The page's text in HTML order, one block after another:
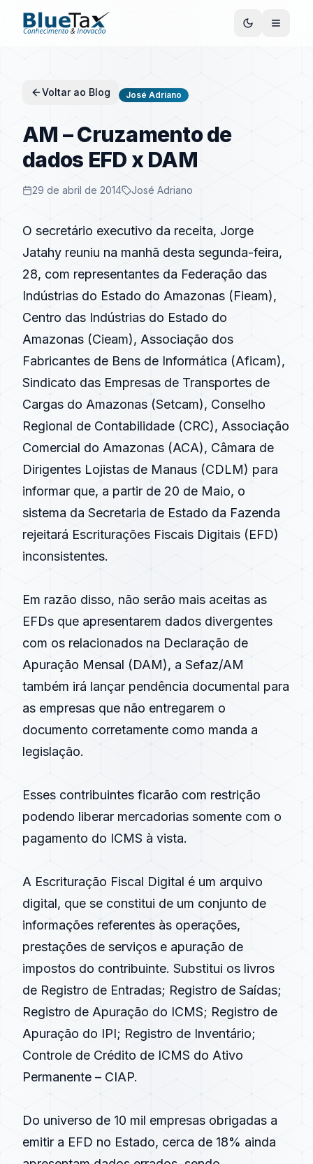
Voltar ao Blog José Adriano
AM – Cruzamento de
dados EFD x DAM
29 de abril de 2014 José Adriano
O secretário executivo da receita, Jorge
Jatahy reuniu na manhã desta segunda-feira,
28, com representantes da Federação das
Indústrias do Estado do Amazonas (Fieam),
Centro das Indústrias do Estado do
Amazonas (Cieam), Associação dos
Fabricantes de Bens de Informática (Aficam),
Sindicato das Empresas de Transportes de
Cargas do Amazonas (Setcam), Conselho
Regional de Contabilidade (CRC), Associação
Comercial do Amazonas (ACA), Câmara de
Dirigentes Lojistas de Manaus (CDLM) para
informar que, a partir de 20 de Maio, o
sistema da Secretaria de Estado da Fazenda
rejeitará Escriturações Fiscais Digitais (EFD)
inconsistentes.
Em razão disso, não serão mais aceitas as
EFDs que apresentarem dados divergentes
com os relacionados na Declaração de
Apuração Mensal (DAM), a Sefaz/AM
também irá lançar pendência documental para
as empresas que não entregarem o
documento corretamente como manda a
legislação.
Esses contribuintes ficarão com restrição
podendo liberar mercadorias somente com o
pagamento do ICMS à vista.
A Escrituração Fiscal Digital é um arquivo
digital, que se constitui de um conjunto de
informações referentes às operações,
prestações de serviços e apuração de
impostos do contribuinte. Substitui os livros
de Registro de Entradas; Registro de Saídas;
Registro de Apuração do ICMS; Registro de
Apuração do IPI; Registro de Inventário;
Controle de Crédito de ICMS do Ativo
Permanente – CIAP.
Do universo de 10 mil empresas obrigadas a
emitir a EFD no Estado, cerca de 18% ainda